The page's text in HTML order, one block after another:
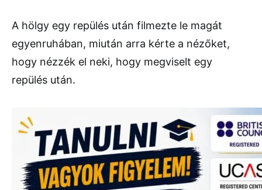
A hölgy egy repülés után filmezte le magát
egyenruhában, miután arra kérte a nézőket,
hogy nézzék el neki, hogy megviselt egy
repülés után.